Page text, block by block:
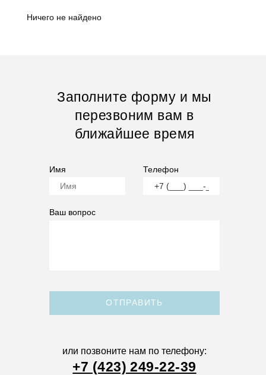
Ничего не найдено
Заполните форму и мы
перезвоним вам в
ближайшее время
Имя Телефон
Ваш вопрос
ОТПРАВИТЬ
или позвоните нам по телефону:
+7 (423) 249-22-39